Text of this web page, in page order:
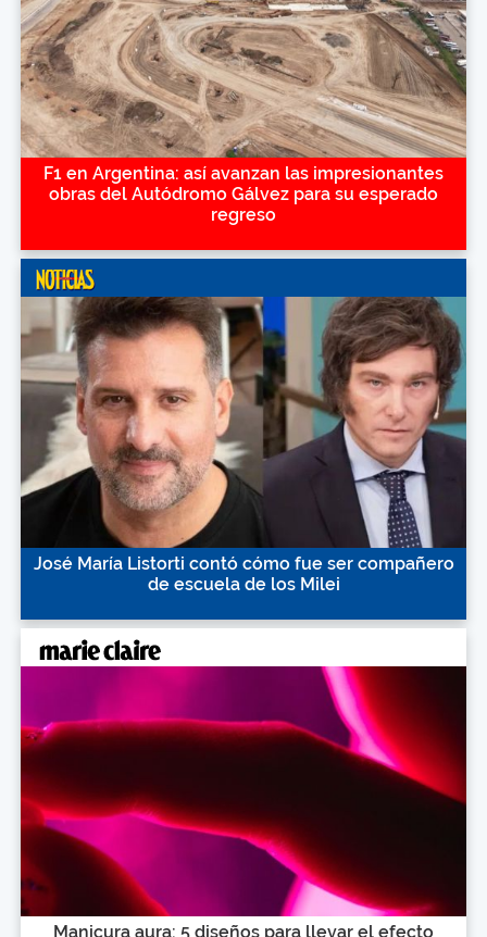
F1 en Argentina: así avanzan las impresionantes
obras del Autódromo Gálvez para su esperado
regreso
José María Listorti contó cómo fue ser compañero
de escuela de los Milei
Manicura aura: 5 diseños para llevar el efecto